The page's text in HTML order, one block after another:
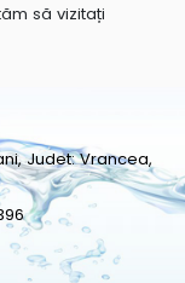
să vizitați
Judet: Vrancea,